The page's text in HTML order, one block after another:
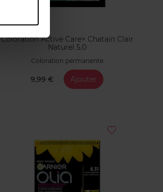
Coloration Active Care+ Chatain Clair
Naturel 5.0
Coloration permanente
9,99 € Ajouter